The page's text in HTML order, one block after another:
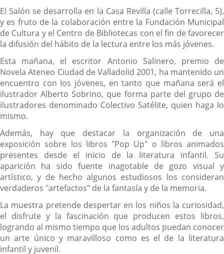
El Salón se desarrolla en la Casa Revilla (calle Torrecilla, 5),
y es fruto de la colaboración entre la Fundación Municipal
de Cultura y el Centro de Bibliotecas con el fin de favorecer
la difusión del hábito de la lectura entre los más jóvenes.
Esta mañana, el escritor Antonio Salinero, premio de
Novela Ateneo Ciudad de Valladolid 2001, ha mantenido un
encuentro con los jóvenes, en tanto que mañana será el
ilustrador Alberto Sobrino, que forma parte del grupo de
ilustradores denominado Colectivo Satélite, quien haga lo
mismo.
Además, hay que destacar la organización de una
exposición sobre los libros "Pop Up" o libros animados
presentes desde el inicio de la literatura infantil. Su
aparición ha sido fuente inagotable de gozo visual y
artístico, y de hecho algunos estudiosos los consideran
verdaderos "artefactos" de la fantasía y de la memoria.
La muestra pretende despertar en los niños la curiosidad,
el disfrute y la fascinación que producen estos libros,
logrando al mismo tiempo que los adultos puedan conocer
un arte único y maravilloso como es el de la literatura
infantil y juvenil.